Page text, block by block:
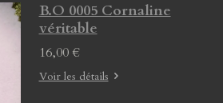
B.O 0005 Cornaline
véritable
16,00 €
Voir les détails